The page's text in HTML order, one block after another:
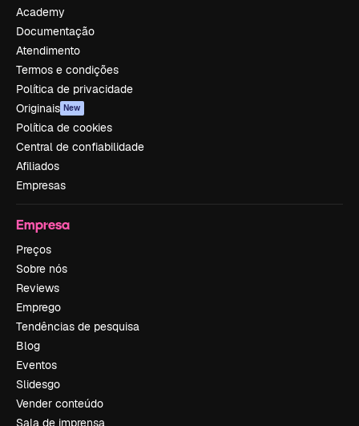
Academy
Documentação
Atendimento
Termos e condições
Política de privacidade
Originais New
Política de cookies
Central de confiabilidade
Afiliados
Empresas
Empresa
Preços
Sobre nós
Reviews
Emprego
Tendências de pesquisa
Blog
Eventos
Slidesgo
Vender conteúdo
Sala de imprensa